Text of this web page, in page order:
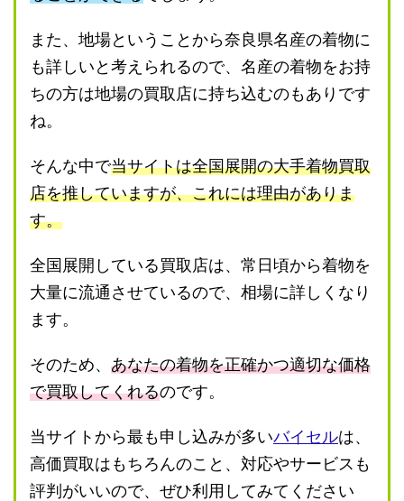
また、地場ということから奈良県名産の着物に
も詳しいと考えられるので、名産の着物をお持
ちの方は地場の買取店に持ち込むのもありです
ね。
そんな中で当サイトは全国展開の大手着物買取
店を推していますが、これには理由がありま
す。
全国展開している買取店は、常日頃から着物を
大量に流通させているので、相場に詳しくなり
ます。
そのため、 あなたの着物を正確かつ適切な価格
で買取してくれるのです。
当サイトから最も申し込みが多いバイセルは、
高価買取はもちろんのこと、対応やサービスも
評判がいいので、ぜひ利用してみてください